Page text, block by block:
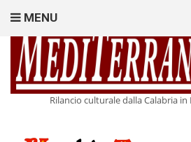
Rilancio culturale dalla Calabria
MENU